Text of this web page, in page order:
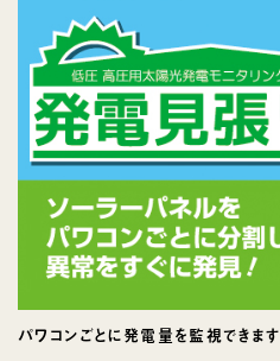
パワコンごとに発電量を監視できます